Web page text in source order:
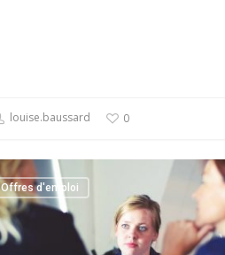
louise.baussard 0
Offres d'emploi